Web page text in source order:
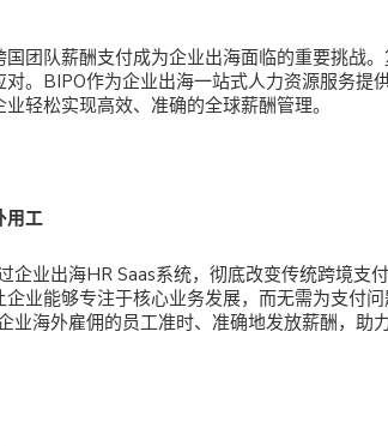
团队薪酬支付成为企业出海面临的重要挑战
。BIPO作为企业出海一站式人力资源服务提
轻松实现高效、准确的全球薪酬管理。
用工
企业出海HR Saas系统，彻底改变传统跨境支
业能够专注于核心业务发展，而无需为支付问
业海外雇佣的员工准时、准确地发放薪酬，助